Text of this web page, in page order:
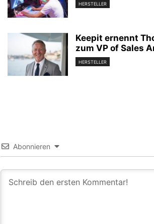
HERSTELLER
Keepit ernennt
zum VP of Sales
HERSTELLER
Abonnieren